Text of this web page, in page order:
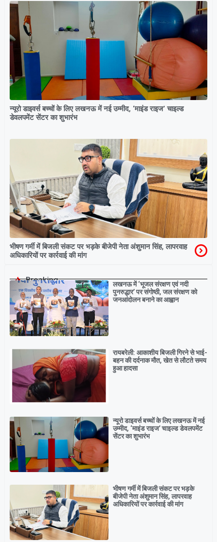
न्यूरो डाइवर्स बच्चों के लिए लखनऊ में नई उम्मीद, ‘माइंड राइज’ चाइल्ड
डेवलपमेंट सेंटर का शुभारंभ
भीषण गर्मी में बिजली संकट पर भड़के बीजेपी नेता अंशुमान सिंह, लापरवाह
अधिकारियों पर कार्रवाई की मांग
Breaking
लखनऊ में ‘भूजल संरक्षण एवं नदी
पुनरुद्धार’ पर संगोष्ठी, जल संरक्षण को
जनआंदोलन बनाने का आह्वान
रायबरेली: आकाशीय बिजली गिरने से भाई-
बहन की दर्दनाक मौत, खेत से लौटते समय
हुआ हादसा
न्यूरो डाइवर्स बच्चों के लिए लखनऊ में नई
उम्मीद, ‘माइंड राइज’ चाइल्ड डेवलपमेंट
सेंटर का शुभारंभ
भीषण गर्मी में बिजली संकट पर भड़के
बीजेपी नेता अंशुमान सिंह, लापरवाह
अधिकारियों पर कार्रवाई की मांग